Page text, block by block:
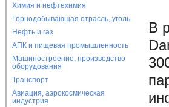
Химия и нефтехимия
Горнодобывающая отрасль, уголь
Нефть и газ
АПК и пищевая промышленность
Машиностроение, производство
оборудования
Транспорт
Авиация, аэрокосмическая
индустрия
В